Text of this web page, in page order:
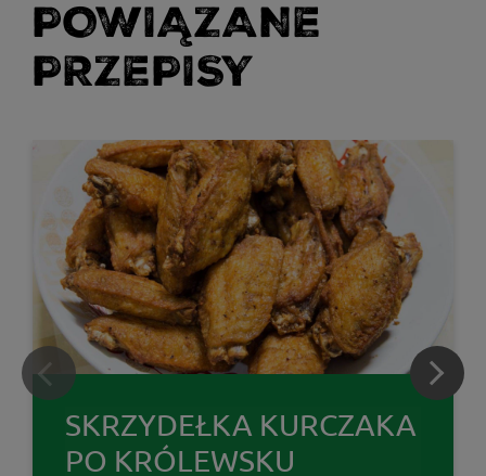
POWIĄZANE
PRZEPISY
SKRZYDEŁKA KURCZAKA
PO KRÓLEWSKU